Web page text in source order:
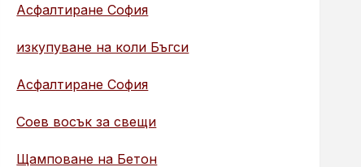
Асфалтиране София
изкупуване на коли Бъгси
Асфалтиране София
Соев восък за свещи
Щамповане на Бетон